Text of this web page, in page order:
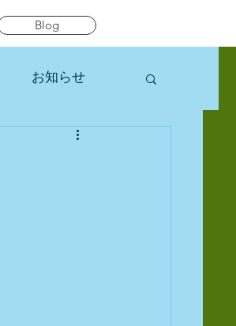
Blog
お知らせ